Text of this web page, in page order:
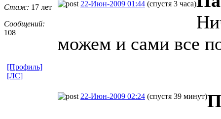
Стаж: 17 лет
Сообщений:
108
22-Июн-2009 01:44 (спустя 3 часа)
можем и сами все
[Профиль]
[ЛС]
22-Июн-2009 02:24 (спустя 39 минут)